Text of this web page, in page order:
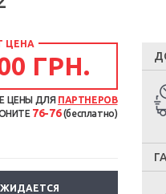
ЦЕНА
ГРН.
ЦЕНЫ ДЛЯ ПАРТНЕРОВ
76-76(бесплатно)